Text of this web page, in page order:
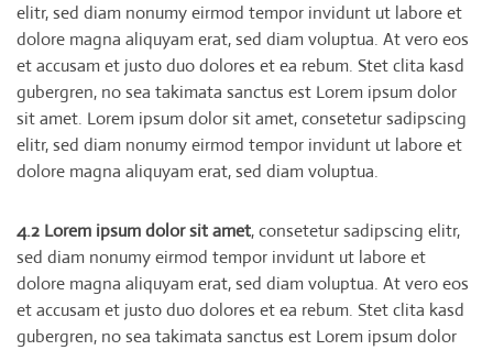
elitr, sed diam nonumy eirmod tempor invidunt ut labore et
dolore magna aliquyam erat, sed diam voluptua. At vero eos
et accusam et justo duo dolores et ea rebum. Stet clita kasd
gubergren, no sea takimata sanctus est Lorem ipsum dolor
sit amet. Lorem ipsum dolor sit amet, consetetur sadipscing
elitr, sed diam nonumy eirmod tempor invidunt ut labore et
dolore magna aliquyam erat, sed diam voluptua.
4.2 Lorem ipsum dolor sit amet, consetetur sadipscing elitr,
sed diam nonumy eirmod tempor invidunt ut labore et
dolore magna aliquyam erat, sed diam voluptua. At vero eos
et accusam et justo duo dolores et ea rebum. Stet clita kasd
gubergren, no sea takimata sanctus est Lorem ipsum dolor